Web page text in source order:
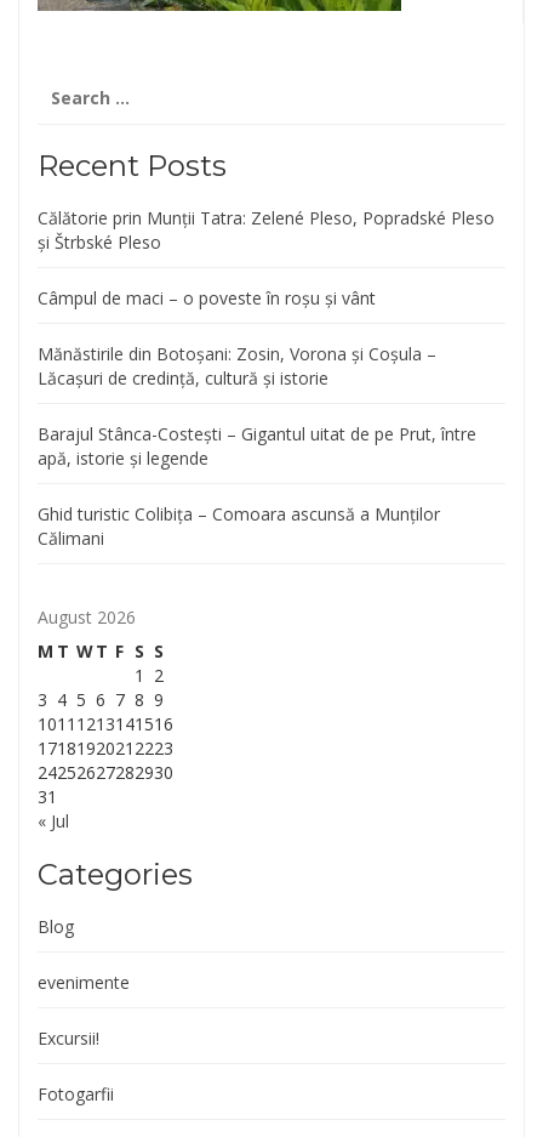
for:
Recent Posts
Călătorie prin Munții Tatra: Zelené Pleso, Popradské Pleso
și Štrbské Pleso
Câmpul de maci – o poveste în roșu și vânt
Mănăstirile din Botoșani: Zosin, Vorona și Coșula –
Lăcașuri de credință, cultură și istorie
Barajul Stânca-Costești – Gigantul uitat de pe Prut, între
apă, istorie și legende
Ghid turistic Colibița – Comoara ascunsă a Munților
Călimani
August 2026
M T WT F S S
« Jul
1
2
3 4 5 6 7 8 9
1011 1213141516
1718192021 2223
24252627282930
31
Categories
Blog
evenimente
Excursii!
Fotogarfii